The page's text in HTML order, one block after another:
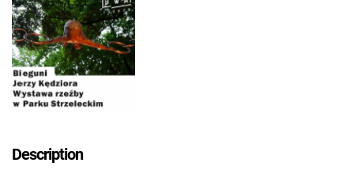
Tarnów.pl : kultura. 2014, nr 7
Tarnów.pl. 2014, nr 8 (sierpień) = nr 65
Tarnów.pl : kultura. 2014, nr 8
Tarnów.pl. 2014, nr 9 (wrzesień) = nr 66
Tarnów.pl : kultura. 2014, nr 9
Description